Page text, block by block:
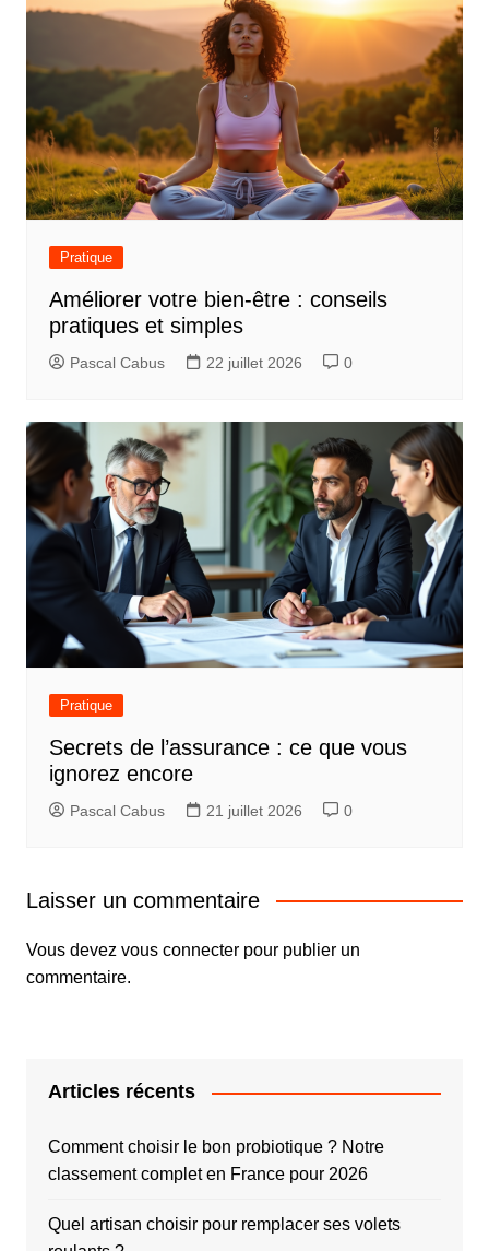
Pratique
Améliorer votre bien-être : conseils
pratiques et simples
Pascal Cabus 22 juillet 2026 0
Pratique
Secrets de l’assurance : ce que vous
ignorez encore
Pascal Cabus 21 juillet 2026 0
Laisser un commentaire
Vous devez vous connecterpour publier un
commentaire.
Articles récents
Comment choisir le bon probiotique ? Notre
classement complet en France pour 2026
Quel artisan choisir pour remplacer ses volets